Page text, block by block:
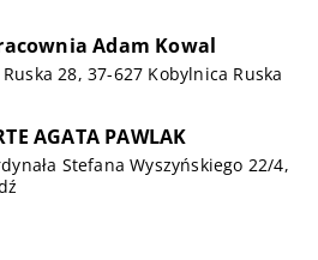
Adam Kowal
28, 37-627 Kobylnica Ruska
AGATA PAWLAK
Stefana Wyszyńskiego 22/4,